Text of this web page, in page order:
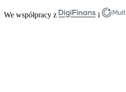
We współpracy z i